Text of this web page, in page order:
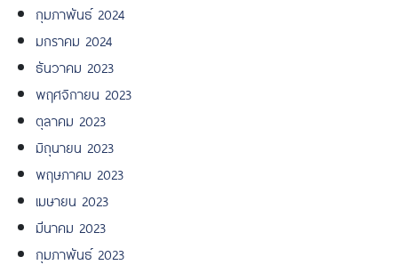
กุมภาพันธ์ 2024
มกราคม 2024
ธันวาคม 2023
พฤศจิกายน 2023
ตุลาคม 2023
มิถุนายน 2023
พฤษภาคม 2023
เมษายน 2023
มีนาคม 2023
กุมภาพันธ์ 2023